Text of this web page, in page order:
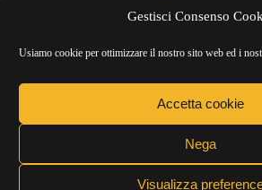
Gestisci Consenso
Usiamo cookie per ottimizzare il nostro sito web ed i
Accetta cookie
Nega
Visualizza
© Copyright Antonio Roma - P.IVA
Tutti i diritti sono
Sito realizzato daFilippo